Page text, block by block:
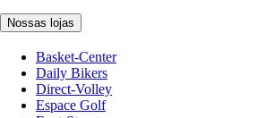
Nossas lojas
Basket-Center
Daily Bikers
Direct-Volley
Espace Golf